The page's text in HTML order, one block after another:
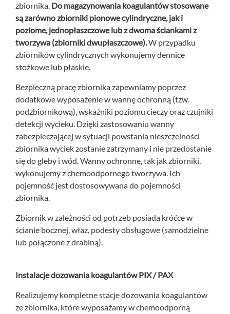
zbiornika. Do magazynowania koagulantów stosowane
są zarówno zbiorniki pionowe cylindryczne, jak i
poziome, jednopłaszczowe lub z dwoma ściankami z
tworzywa (zbiorniki dwupłaszczowe).W przypadku
zbiorników cylindrycznych wykonujemy dennice
stożkowe lub płaskie.
Bezpieczną pracę zbiornika zapewniamy poprzez
dodatkowe wyposażenie w wannę ochronną (tzw.
podzbiornikową), wskaźniki poziomu cieczy oraz czujniki
detekcji wycieku. Dzięki zastosowaniu wanny
zabezpieczającej w sytuacji powstania nieszczelności
zbiornika wyciek zostanie zatrzymany i nie przedostanie
się do gleby i wód. Wanny ochronne, tak jak zbiorniki,
wykonujemy z chemoodpornego tworzywa. Ich
pojemność jest dostosowywana do pojemności
zbiornika.
Zbiornik w zależności od potrzeb posiada króćce w
ścianie bocznej, właz, podesty obsługowe (samodzielne
lub połączone z drabiną).
Instalacje dozowania koagulantów PIX / PAX
Realizujemy kompletne stacje dozowania koagulantów
ze zbiornika, które wyposażamy w chemoodporną